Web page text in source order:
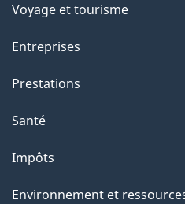
Voyage et tourisme
Entreprises
Prestations
Santé
Impôts
Environnement et